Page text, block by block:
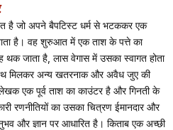
है जो अपने बैपटिस्ट धर्म से भटककर एक
है। वह शुरुआत में एक ताश के पत्ते का
थक जाता है, लास वेगास में उसका स्वागत होता
मिलकर अन्य खतरनाक और अवैध जुए की
एक पूर्व ताश का काउंटर है और गिनती के
रणनीतियों का उसका चित्रण ईमानदार और
और ज्ञान पर आधारित है। किताब एक अच्छी